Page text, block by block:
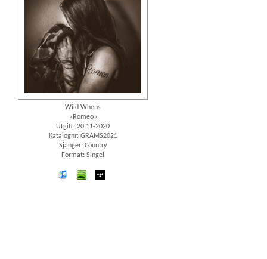
Wild Whens
«Romeo»
Utgitt: 20.11-2020
Katalognr: GRAMS2021
Sjanger: Country
Format: Singel
iTunes spotify